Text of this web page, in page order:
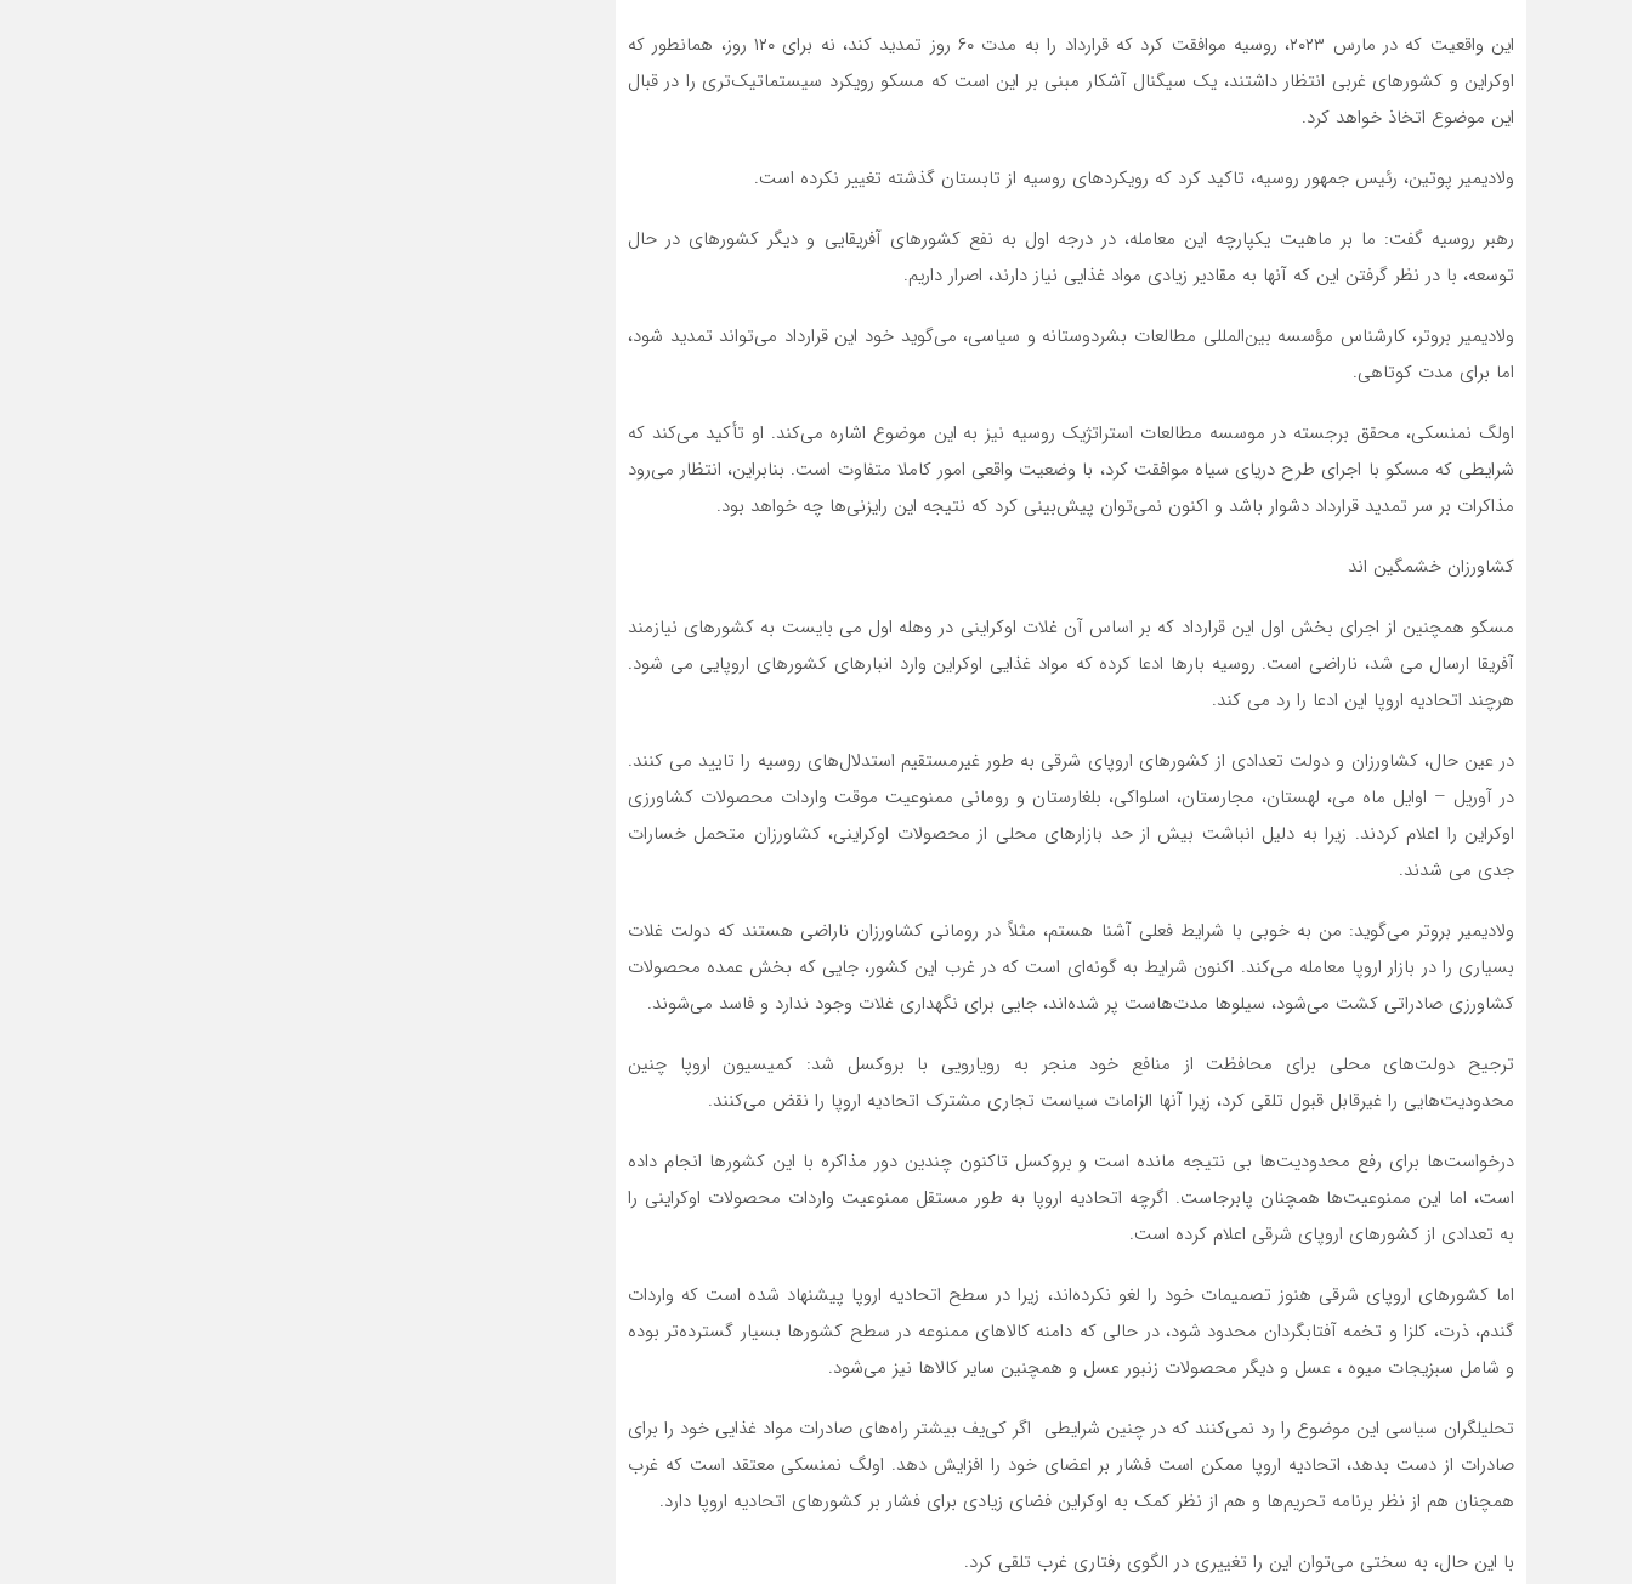
این واقعیت که در مارس ۲۰۲۳، روسیه موافقت کرد که قرارداد را به مدت ۶۰ روز تمدید کند، نه برای ۱۲۰ روز، همانطور که
اوکراین و کشورهای غربی انتظار داشتند، یک سیگنال آشکار مبنی بر این است که مسکو رویکرد سیستماتیک‌تری را در قبال
این موضوع اتخاذ خواهد کرد.
ولادیمیر پوتین، رئیس جمهور روسیه، تاکید کرد که رویکردهای روسیه از تابستان گذشته تغییر نکرده است.
رهبر روسیه گفت: ما بر ماهیت یکپارچه این معامله، در درجه اول به نفع کشورهای آفریقایی و دیگر کشورهای در حال
توسعه، با در نظر گرفتن این که آنها به مقادیر زیادی مواد غذایی نیاز دارند، اصرار داریم.
ولادیمیر بروتر، کارشناس مؤسسه بین‌المللی مطالعات بشردوستانه و سیاسی، می‌گوید خود این قرارداد می‌تواند تمدید شود،
اما برای مدت کوتاهی.
اولگ نمنسکی، محقق برجسته در موسسه مطالعات استراتژیک روسیه نیز به این موضوع اشاره می‌کند. او تأکید می‌کند که
شرایطی که مسکو با اجرای طرح دریای سیاه موافقت کرد، با وضعیت واقعی امور کاملا متفاوت است. بنابراین، انتظار می‌رود
مذاکرات بر سر تمدید قرارداد دشوار باشد و اکنون نمی‌توان پیش‌بینی کرد که نتیجه این رایزنی‌ها چه خواهد بود.
کشاورزان خشمگین اند
مسکو همچنین از اجرای بخش اول این قرارداد که بر اساس آن غلات اوکراینی در وهله اول می بایست به کشورهای نیازمند
آفریقا ارسال می شد، ناراضی است. روسیه بارها ادعا کرده که مواد غذایی اوکراین وارد انبارهای کشورهای اروپایی می شود.
هرچند اتحادیه اروپا این ادعا را رد می کند.
در عین حال، کشاورزان و دولت تعدادی از کشورهای اروپای شرقی به طور غیرمستقیم استدلال‌های روسیه را تایید می کنند.
در آوریل – اوایل ماه می، لهستان، مجارستان، اسلواکی، بلغارستان و رومانی ممنوعیت موقت واردات محصولات کشاورزی
اوکراین را اعلام کردند. زیرا به دلیل انباشت بیش از حد بازارهای محلی از محصولات اوکراینی، کشاورزان متحمل خسارات
جدی می شدند.
ولادیمیر بروتر می‌گوید: من به خوبی با شرایط فعلی آشنا هستم، مثلاً در رومانی کشاورزان ناراضی هستند که دولت غلات
بسیاری را در بازار اروپا معامله می‌کند. اکنون شرایط به گونه‌ای است که در غرب این کشور، جایی که بخش عمده محصولات
کشاورزی صادراتی کشت می‌شود، سیلوها مدت‌هاست پر شده‌اند، جایی برای نگهداری غلات وجود ندارد و فاسد می‌شوند.
ترجیح دولت‌های محلی برای محافظت از منافع خود منجر به رویارویی با بروکسل شد: کمیسیون اروپا چنین
محدودیت‌هایی را غیرقابل قبول تلقی کرد، زیرا آنها الزامات سیاست تجاری مشترک اتحادیه اروپا را نقض می‌کنند.
درخواست‌ها برای رفع محدودیت‌ها بی نتیجه مانده است و بروکسل تاکنون چندین دور مذاکره با این کشورها انجام داده
است، اما این ممنوعیت‌ها همچنان پابرجاست. اگرچه اتحادیه اروپا به طور مستقل ممنوعیت واردات محصولات اوکراینی را
به تعدادی از کشورهای اروپای شرقی اعلام کرده است.
اما کشورهای اروپای شرقی هنوز تصمیمات خود را لغو نکرده‌اند، زیرا در سطح اتحادیه اروپا پیشنهاد شده است که واردات
گندم، ذرت، کلزا و تخمه آفتابگردان محدود شود، در حالی که دامنه کالاهای ممنوعه در سطح کشورها بسیار گسترده‌تر بوده
و شامل سبزیجات میوه ، عسل و دیگر محصولات زنبور عسل و همچنین سایر کالاها نیز می‌شود.
تحلیلگران سیاسی این موضوع را رد نمی‌کنند که در چنین شرایطی اگر کی‌یف بیشتر راه‌های صادرات مواد غذایی خود را برای
صادرات از دست بدهد، اتحادیه اروپا ممکن است فشار بر اعضای خود را افزایش دهد. اولگ نمنسکی معتقد است که غرب
همچنان هم از نظر برنامه تحریم‌ها و هم از نظر کمک به اوکراین فضای زیادی برای فشار بر کشورهای اتحادیه اروپا دارد.
با این حال، به سختی می‌توان این را تغییری در الگوی رفتاری غرب تلقی کرد.